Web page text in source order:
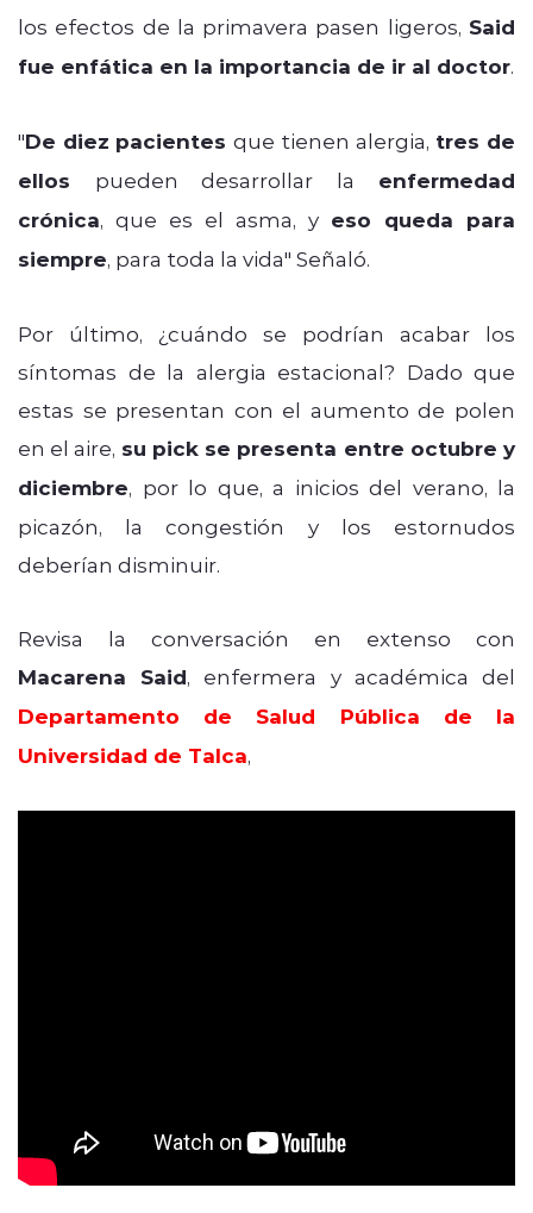
los efectos de la primavera pasen ligeros, Said
fue enfática en la importancia de ir al doctor.
"De diez pacientesque tienen alergia, tres de
ellos pueden desarrollar la enfermedad
crónica, que es el asma, y eso queda para
siempre, para toda la vida" Señaló.
Por último, ¿cuándo se podrían acabar los
síntomas de la alergia estacional? Dado que
estas se presentan con el aumento de polen
en el aire, su pick se presenta entre octubre y
diciembre, por lo que, a inicios del verano, la
picazón, la congestión y los estornudos
deberían disminuir.
Revisa la conversación en extenso con
Macarena Said, enfermera y académica del
Departamento de Salud Pública de la
Universidad de Talca,